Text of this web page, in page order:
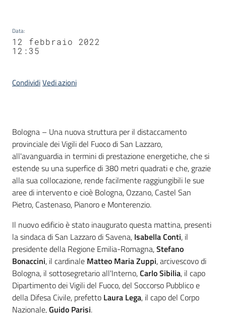
Data:
12 febbraio 2022
12:35
CondividiVedi azioni
Contenuto
Bologna – Una nuova struttura per il distaccamento
provinciale dei Vigili del Fuoco di San Lazzaro,
all'avanguardia in termini di prestazione energetiche, che si
estende su una superfice di 380 metri quadrati e che, grazie
alla sua collocazione, rende facilmente raggiungibili le sue
aree di intervento e cioè Bologna, Ozzano, Castel San
Pietro, Castenaso, Pianoro e Monterenzio.
Il nuovo edificio è stato inaugurato questa mattina, presenti
la sindaca di San Lazzaro di Savena, Isabella Conti, il
presidente della Regione Emilia-Romagna,Stefano
Bonaccini, il cardinale Matteo Maria Zuppi, arcivescovo di
Bologna, il sottosegretario all'Interno,Carlo Sibilia, il capo
Dipartimento dei Vigili del Fuoco, del Soccorso Pubblico e
della Difesa Civile, prefetto Laura Lega, il capo del Corpo
Nazionale,Guido Parisi.